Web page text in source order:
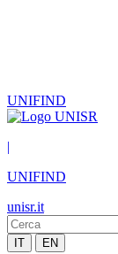
UNIFIND
|
UNIFIND
unisr.it
IT EN